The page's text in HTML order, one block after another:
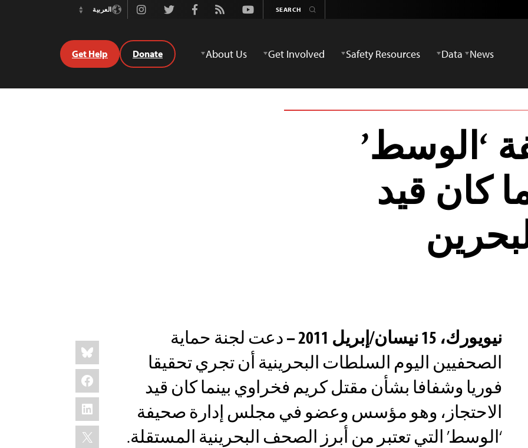
Youtube
Rss
Facebook
Twitter
Instagramالعربية
Switch
News
Data
Safety Resources
Get Involved
About Us
Donate
Get Help
كان قيد
Share
this:
Bluesky
Facebook
LinkedIn
X
نيويورك، 15 نيسان/إبريل 2011 –
دعت لجنة حماية
الصحفيين اليوم السلطات البحرينية أن تجري تحقيقا
فوريا وشفافا بشأن مقتل كريم فخراوي بينما كان قيد
الاحتجاز، وهو مؤسس وعضو في مجلس إدارة صحيفة
‘الوسط’ التي تعتبر من أبرز الصحف البحرينية المستقلة.